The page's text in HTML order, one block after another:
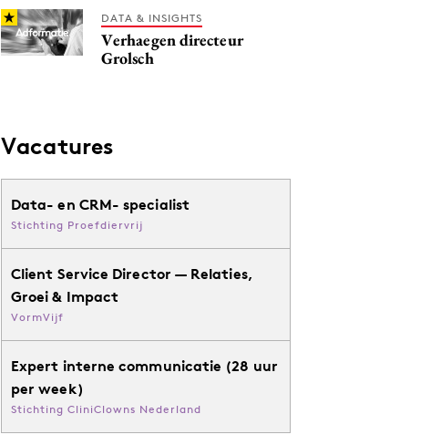
DATA & INSIGHTS
Verhaegen directeur
Grolsch
Vacatures
Data- en CRM- specialist
Stichting Proefdiervrij
Client Service Director — Relaties,
Groei & Impact
VormVijf
Expert interne communicatie (28 uur
per week)
Stichting CliniClowns Nederland